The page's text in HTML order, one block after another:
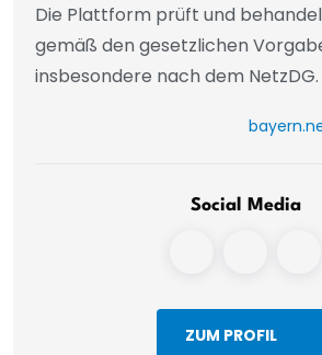
Die Plattform prüft und
gemäß den gesetzlichen
insbesondere nach dem NetzDG.
Social Media
ZUM PROFIL